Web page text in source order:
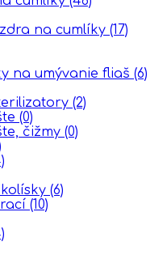
na cumlíky (17)
na umývanie fliaš (6)
(2)
(0)
čižmy (0)
(6)
(10)